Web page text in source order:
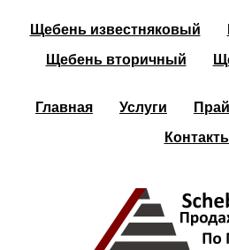
Щебень известняковый
Щебень вторичный
Главная Услуги